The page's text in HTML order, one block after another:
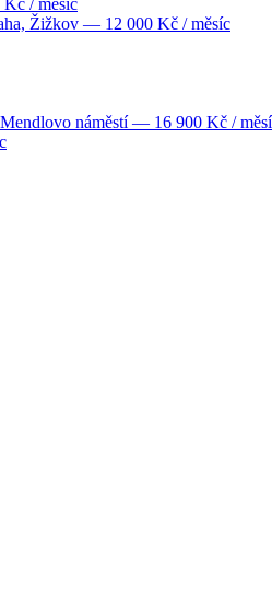
/ měsíc
Žižkov — 12 000 Kč / měsíc
náměstí— 16 900 Kč /